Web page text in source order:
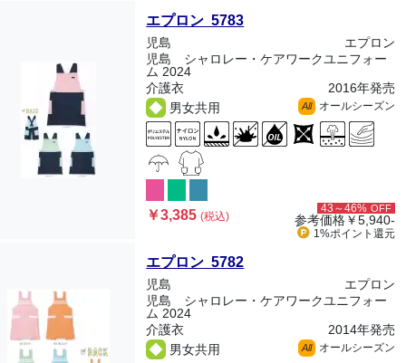
エプロン 5783
児島
エプロン
児島 シャロレー・ケアワークユニフォー
ム 2024
介護衣
2016年発売
男女共用
All オールシーズン
￥3,385(税込)
43～46% OFF
参考価格￥5,940-
1%ポイント 還元
エプロン 5782
児島
エプロン
児島 シャロレー・ケアワークユニフォー
ム 2024
介護衣
2014年発売
男女共用
All オールシーズン